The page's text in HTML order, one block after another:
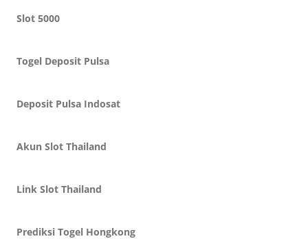
Slot 5000
Togel Deposit Pulsa
Deposit Pulsa Indosat
Akun Slot Thailand
Link Slot Thailand
Prediksi Togel Hongkong